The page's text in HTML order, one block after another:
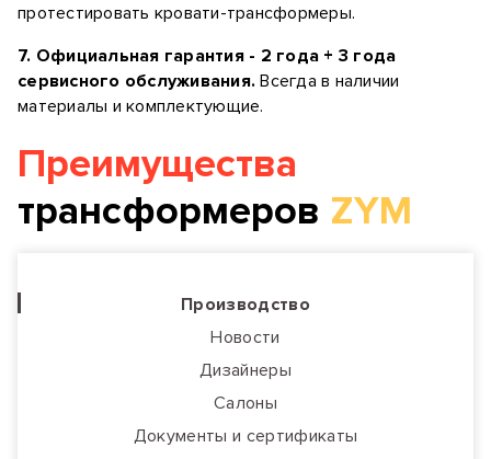
протестировать кровати-трансформеры.
7. Официальная гарантия - 2 года + 3 года
сервисного обслуживания. Всегда в наличии
материалы и комплектующие.
Преимущества
трансформеров ZYM
Производство
Новости
Дизайнеры
Салоны
Документы и сертификаты